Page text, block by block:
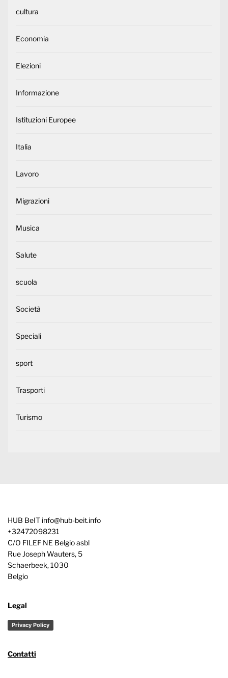
cultura
Economia
Elezioni
Informazione
Istituzioni Europee
Italia
Lavoro
Migrazioni
Musica
Salute
scuola
Società
Speciali
sport
Trasporti
Turismo
HUB BeIT info@hub-beit.info
+32472098231
C/O FILEF NE Belgio asbl
Rue Joseph Wauters, 5
Schaerbeek,1030
Belgio
Legal
Privacy Policy
Contatti